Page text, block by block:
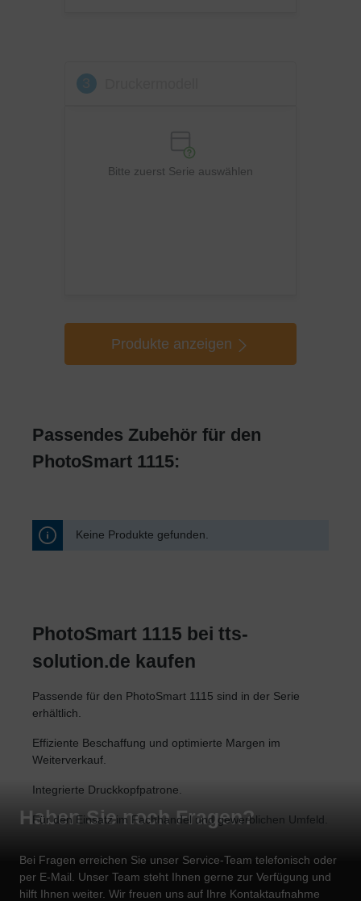
Bitte zuerst Serie auswählen
Produkte anzeigen
Passendes Zubehör für den
PhotoSmart 1115:
Keine Produkte gefunden.
PhotoSmart 1115 bei tts-
solution.de kaufen
Passende für den PhotoSmart 1115 sind in der Serie
erhältlich.
Effiziente Beschaffung und optimierte Margen im
Weiterverkauf.
Integrierte Druckkopfpatrone.
Für den Einsatz im Fachhandel und gewerblichen Umfeld.
Haben Sie noch Fragen?
Bei Fragen erreichen Sie unser Service-Team telefonisch oder
per E-Mail. Unser Team steht Ihnen gerne zur Verfügung und
hilft Ihnen weiter. Wir freuen uns auf Ihre Kontaktaufnahme